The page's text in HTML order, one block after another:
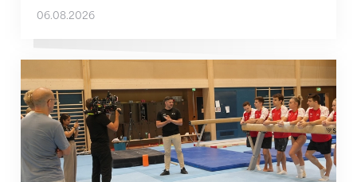
06.08.2026
Mit klaren Zielen nach Zagreb